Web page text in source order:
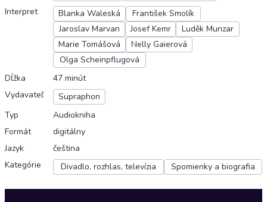
Interpret
Blanka Waleská
František Smolík
Jaroslav Marvan
Josef Kemr
Luděk Munzar
Marie Tomášová
Nelly Gaierová
Olga Scheinpflugová
Dĺžka
47 minút
Vydavateľ
Supraphon
Typ
Audiokniha
Formát
digitálny
Jazyk
čeština
Kategórie
Divadlo, rozhlas, televízia Spomienky a biografia